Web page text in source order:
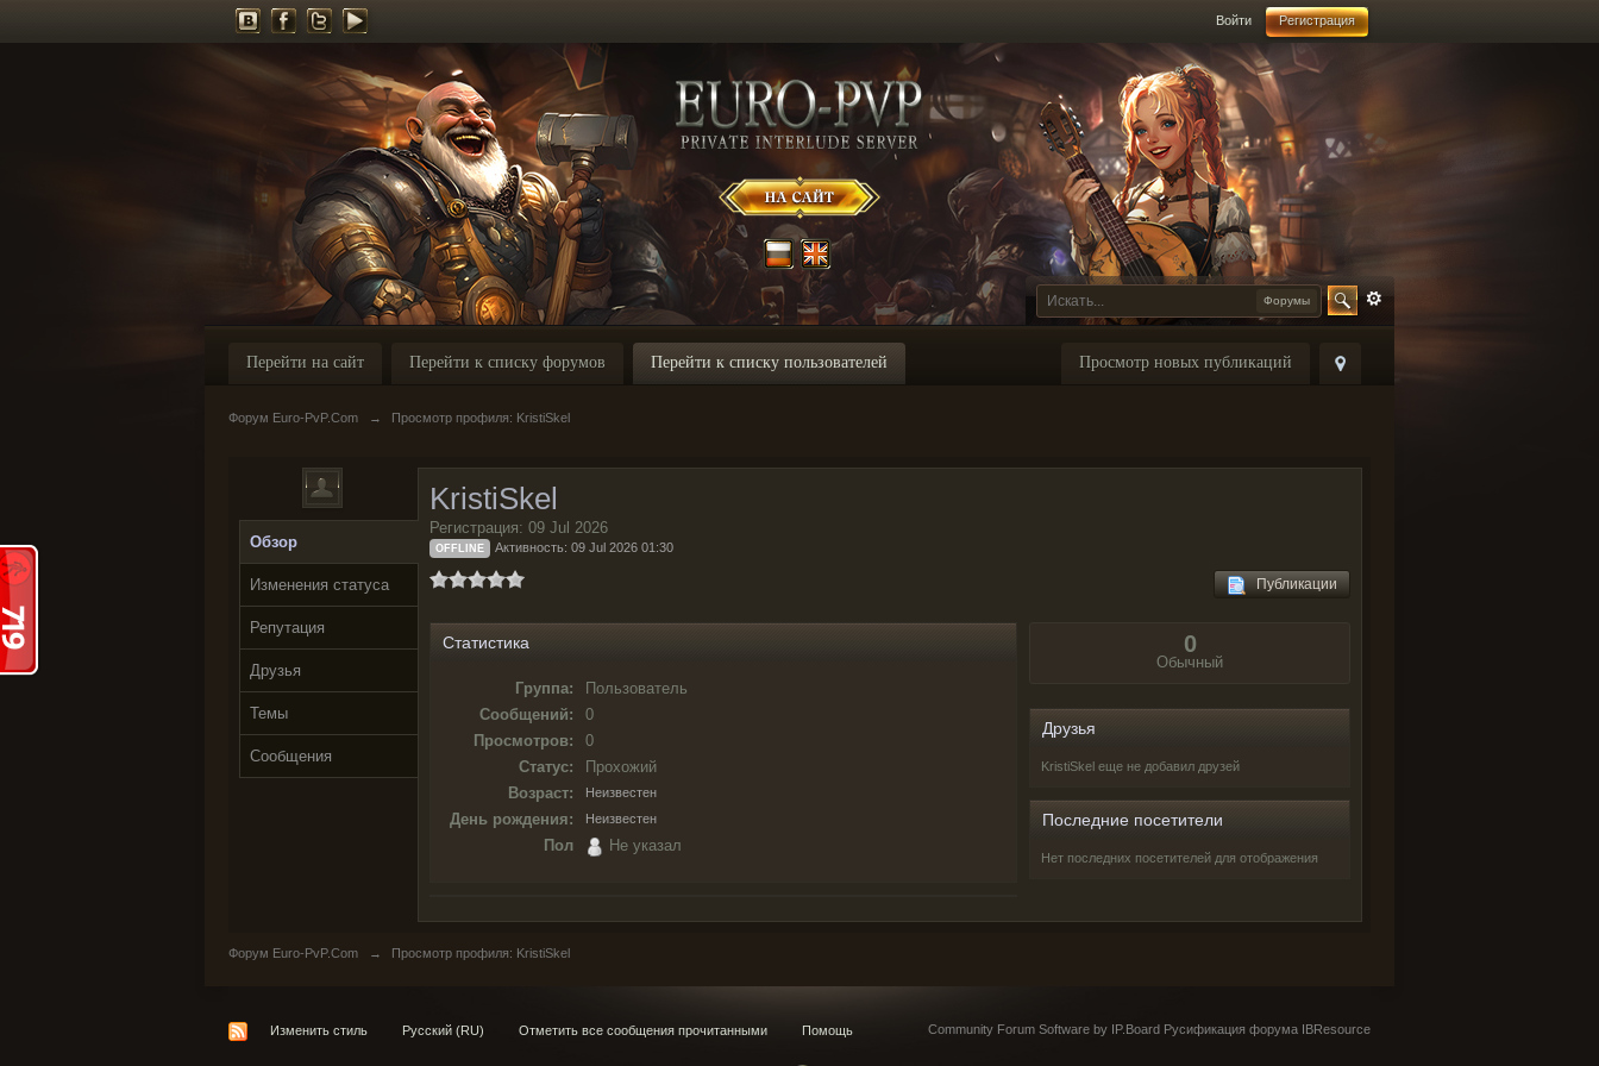
Войти Регистрация
Форумы
Просмотр новых публикаций
Перейти на сайт Перейти к списку форумов Перейти к списку пользователей
Форум Euro-PvP.Com → Просмотр профиля: KristiSkel
Обзор
Изменения статуса
Репутация
Друзья
Темы
Сообщения
KristiSkel
Регистрация: 09 Jul 2026
OFFLINE Активность: 09 Jul 2026 01:30
Публикации
Статистика
Группа:
Пользователь
Сообщений:
0
Просмотров:
0
Статус:
Прохожий
Возраст:
Неизвестен
День рождения: Неизвестен
Пол Не указал
0
Обычный
Друзья
KristiSkel еще не добавил друзей
Последние посетители
Нет последних посетителей для отображения
Форум Euro-PvP.Com → Просмотр профиля: KristiSkel
Изменить стиль Русский (RU) Отметить все сообщения прочитанными Помощь Community Forum Software by IP.Board Русификация форума IBResource